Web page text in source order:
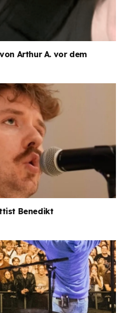
Arthur A. vor dem
Benedikt